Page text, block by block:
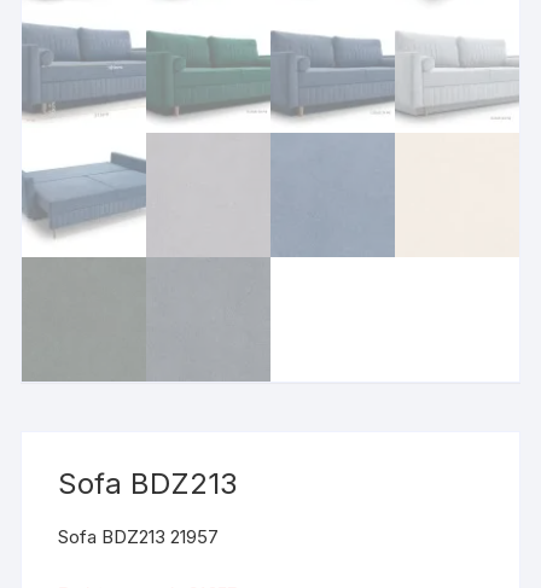
Sofa BDZ213
Sofa BDZ213 21957